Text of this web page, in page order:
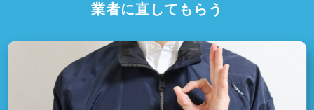
業者に直してもらう